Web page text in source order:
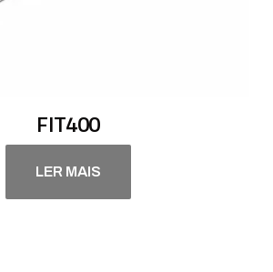
FIT400
LER MAIS